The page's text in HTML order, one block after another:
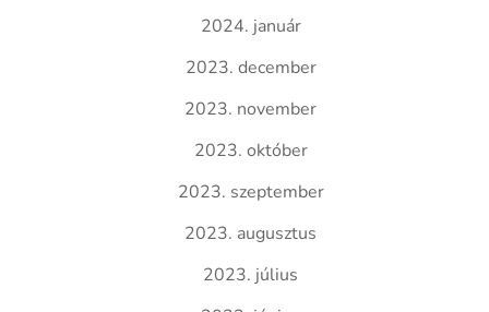
2024. január
2023. december
2023. november
2023. október
2023. szeptember
2023. augusztus
2023. július